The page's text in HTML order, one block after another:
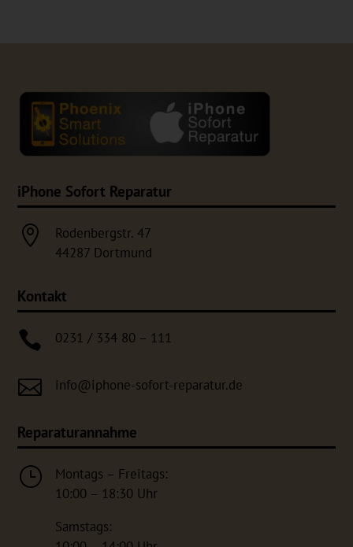
iPhone Sofort Reparatur

Rodenbergstr. 47
44287 Dortmund
Kontakt
 0231 / 334 80 – 111
 info@iphone-sofort-reparatur.de
Reparaturannahme
}
Montags – Freitags:
10:00 – 18:30 Uhr
Samstags: